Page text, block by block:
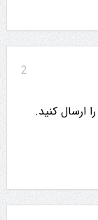
2
ارسال کنید.